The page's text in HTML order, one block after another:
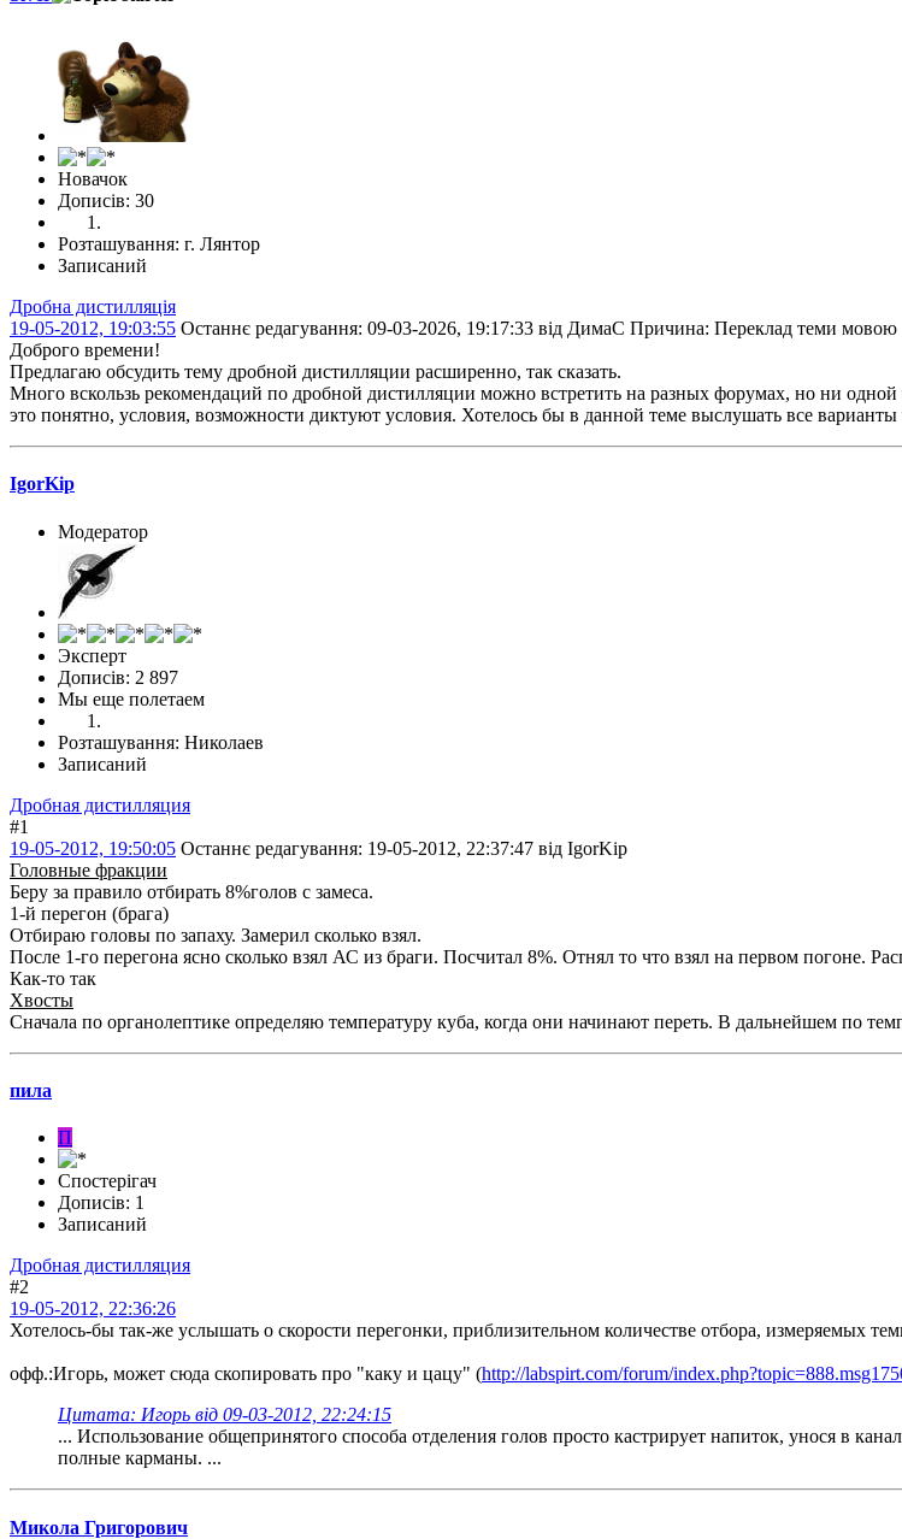
Новачок
Дописів: 30
Розташування: г. Лянтор
Записаний
Дробна дистилляція
19-05-2012, 19:03:55 Останнє редагування: 09-03-2026, 19:17:33 від ДимаС Причина: Переклад теми мовою
Доброго времени!
Предлагаю обсудить тему дробной дистилляции расширенно, так сказать.
Много вскользь рекомендаций по дробной дистилляции можно встретить на разных форумах, но ни
это понятно, условия, возможности диктуют условия. Хотелось бы в данной теме выслушать все
IgorKip
Модератор
Эксперт
Дописів: 2 897
Мы еще полетаем
Розташування: Николаев
Записаний
Дробная дистилляция
#1
19-05-2012, 19:50:05 Останнє редагування: 19-05-2012, 22:37:47 від IgorKip
Головные фракции
Беру за правило отбирать 8%голов с замеса.
1-й перегон (брага)
Отбираю головы по запаху. Замерил сколько взял.
После 1-го перегона ясно сколько взял АС из браги. Посчитал 8%. Отнял то что взял на первом погоне.
Как-то так
Хвосты
Сначала по органолептике определяю температуру куба, когда они начинают переть. В дальнейшем по
пила
П
Спостерігач
Дописів: 1
Записаний
Дробная дистилляция
#2
19-05-2012, 22:36:26
Хотелось-бы так-же услышать о скорости перегонки, приблизительном количестве отбора, измеряемых
офф.:Игорь, может сюда скопировать про "каку и цацу" (http://labspirt.com/forum/
Цитата: Игорь від 09-03-2012, 22:24:15
... Использование общепринятого способа отделения голов просто кастрирует напиток, унося в
полные карманы. ...
Микола Григорович